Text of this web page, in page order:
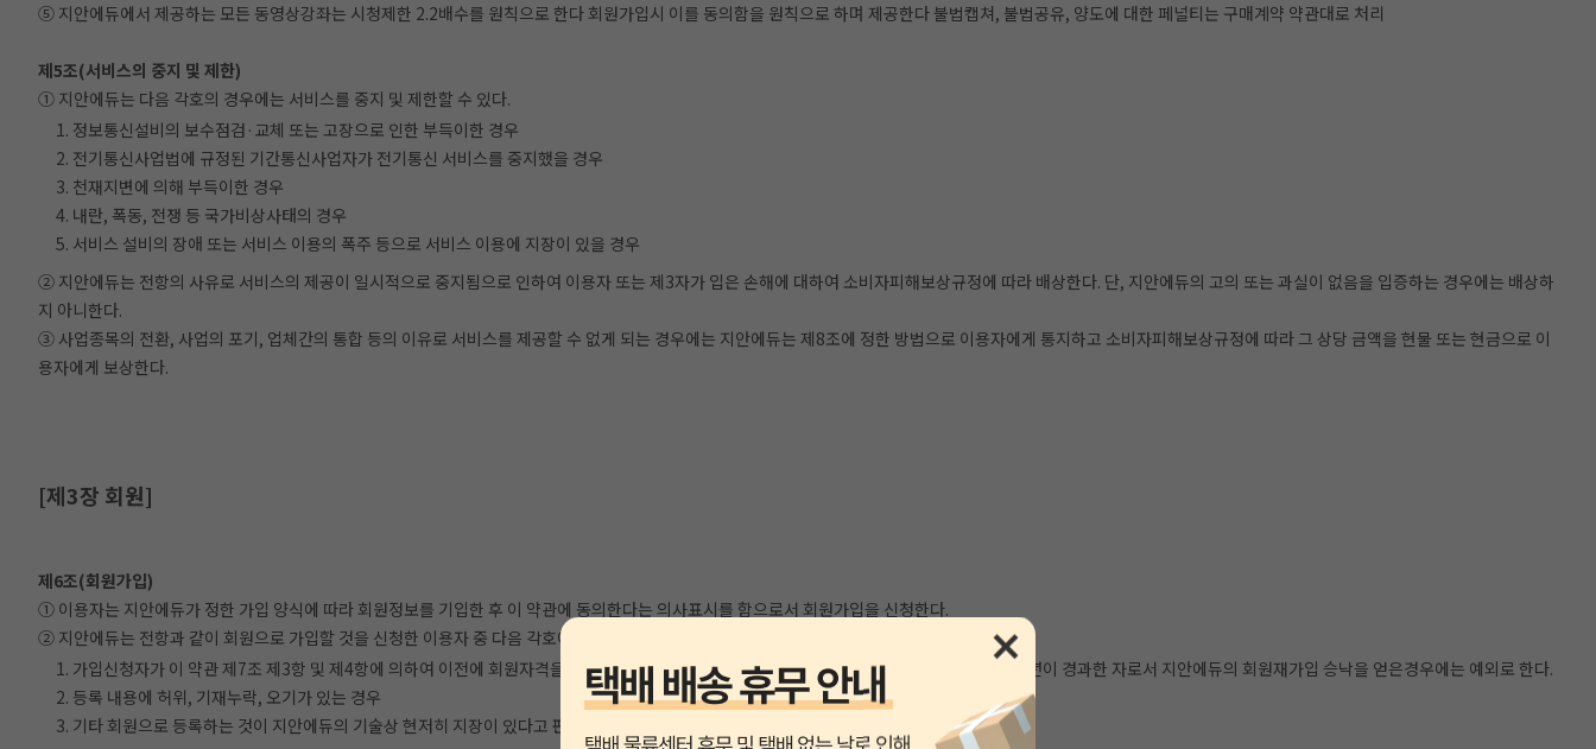
⑤ 지안에듀에서 제공하는 모든 동영상강좌는 시청제한 2.2배수를 원칙으로 한다 회원가입시 이를 동의함을 원칙으로 하며 제공한다 불법캡쳐, 불법공유, 양도에 대한 페널티는 구매계약 약관대로 처리
제5조(서비스의 중지 및 제한)
① 지안에듀는 다음 각호의 경우에는 서비스를 중지 및 제한할 수 있다.
1. 정보통신설비의 보수점검·교체 또는 고장으로 인한 부득이한 경우
2. 전기통신사업법에 규정된 기간통신사업자가 전기통신 서비스를 중지했을 경우
3. 천재지변에 의해 부득이한 경우
4. 내란, 폭동, 전쟁 등 국가비상사태의 경우
5. 서비스 설비의 장애 또는 서비스 이용의 폭주 등으로 서비스 이용에 지장이 있을 경우
② 지안에듀는 전항의 사유로 서비스의 제공이 일시적으로 중지됨으로 인하여 이용자 또는 제3자가 입은 손해에 대하여 소비자피해보상규정에 따라 배상한다. 단, 지안에듀의 고의 또는 과실이 없음을 입증하는 경우에는 배상하
지 아니한다.
③ 사업종목의 전환, 사업의 포기, 업체간의 통합 등의 이유로 서비스를 제공할 수 없게 되는 경우에는 지안에듀는 제8조에 정한 방법으로 이용자에게 통지하고 소비자피해보상규정에 따라 그 상당 금액을 현물 또는 현금으로 이
용자에게 보상한다.
[제3장 회원]
제6조(회원가입)
① 이용자는 지안에듀가 정한 가입 양식에 따라 회원정보를 기입한 후 이 약관에 동의한다는 의사표시를 함으로서 회원가입을 신청한다.
② 지안에듀는 전항과 같이 회원으로 가입할 것을 신청한 이용자 중 다음 각호에 해당하지 않는 한 회원으로 등록한다.
1. 가입신청자가 이 약관 제7조 제3항 및 제4항에 의하여 이전에 회원자격을 상실한 적이 있는 경우, 다만 제7조 제3항에 의한 회원자격 상실 후 3년이 경과한 자로서 지안에듀의 회원재가입 승낙을 얻은경우에는 예외로 한다.
2. 등록 내용에 허위, 기재누락, 오기가 있는 경우
3. 기타 회원으로 등록하는 것이 지안에듀의 기술상 현저히 지장이 있다고 판단되는 경우